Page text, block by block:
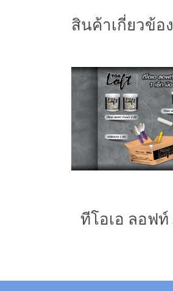
สินค้าเกี่ยวข้อง